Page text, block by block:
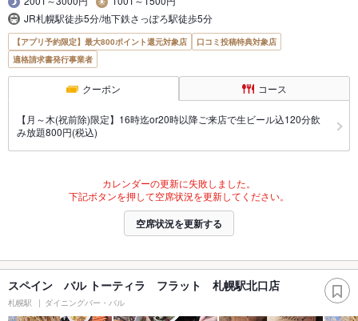
JR札幌駅徒歩5分/地下鉄さっぽろ駅徒歩5分
【アプリ予約限定】最大800ポイント還元対象店
口コミ投稿特典対象店
適格請求書発行事業者
クーポン コース
【月～木(祝前除)限定】16時迄or20時以降ご来店で生ビール込120分飲
み放題800円(税込)
カレンダーの更新に失敗しました。
下記ボタンを押して空席状況を更新してください。
空席状況を更新する
スペイン バル トーティラ フラット 札幌駅北口店
札幌駅 ダイニングバー・バル